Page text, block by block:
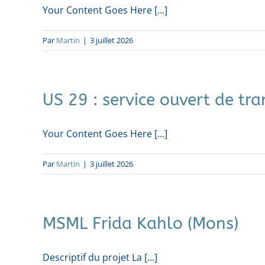
Your Content Goes Here [...]
Par Martin | 3 juillet 2026
US 29 : service ouvert de
Your Content Goes Here [...]
Par Martin | 3 juillet 2026
MSML Frida Kahlo (Mons)
Descriptif du projet La [...]